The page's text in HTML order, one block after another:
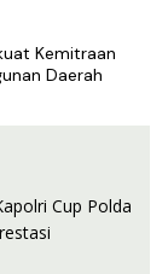
Kemitraan
Daerah